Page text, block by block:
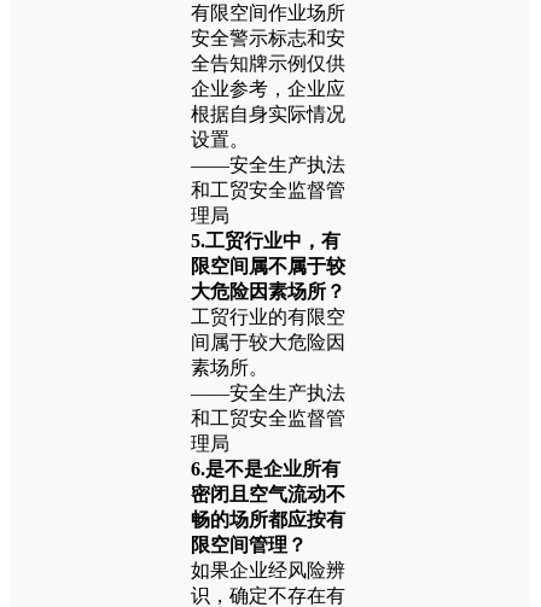
有限空间作业场所
安全警示标志和安
全告知牌示例仅供
企业参考，企业应
根据自身实际情况
设置。
——安全生产执法
和工贸安全监督管
理局
5.工贸行业中，有
限空间属不属于较
大危险因素场所？
工贸行业的有限空
间属于较大危险因
素场所。
——安全生产执法
和工贸安全监督管
理局
6.是不是企业所有
密闭且空气流动不
畅的场所都应按有
限空间管理？
如果企业经风险辨
识，确定不存在有